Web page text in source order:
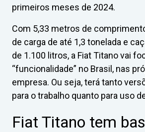
primeiros meses de 2024.
Com 5,33 metros de
de carga de até 1,3 tonelada e
de 1.100 litros, a Fiat Titano vai
“funcionalidade” no Brasil, nas
empresa. Ou seja, terá tanto
para o trabalho quanto para uso
Fiat Titano tem